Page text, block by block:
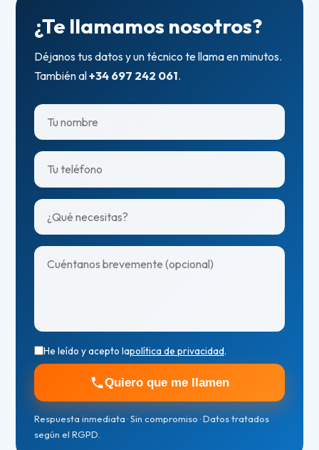
¿Te llamamos nosotros?
Déjanos tus datos y un técnico te llama en minutos.
También al+34 697 242 061.
He leído y acepto lapolítica de privacidad.
Quiero que me llamen
Respuesta inmediata · Sin compromiso · Datos tratados
según el RGPD.